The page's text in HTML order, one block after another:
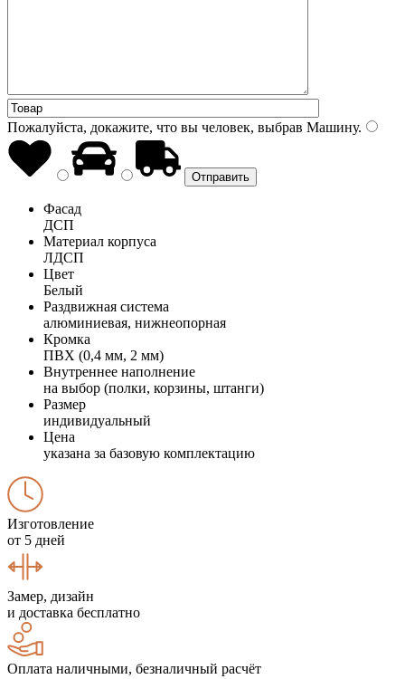
Пожалуйста, докажите, что вы человек, выбрав Машину.
Фасад
ДСП
Материал корпуса
ЛДСП
Цвет
Белый
Раздвижная система
алюминиевая, нижнеопорная
Кромка
ПВХ (0,4 мм, 2 мм)
Внутреннее наполнение
на выбор (полки, корзины, штанги)
Размер
индивидуальный
Цена
указана за базовую комплектацию
Изготовление
от 5 дней
Замер, дизайн
и доставка бесплатно
Оплата наличными, безналичный расчёт